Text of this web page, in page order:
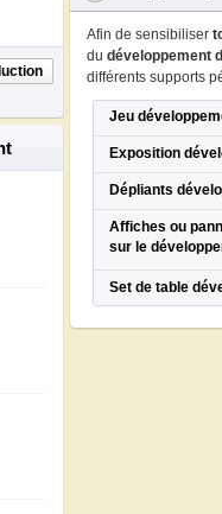
Afin de sensibiliser
du développement
différents supports
Jeu
Exposition
Dépliants
Affiches ou
sur le
Set de table